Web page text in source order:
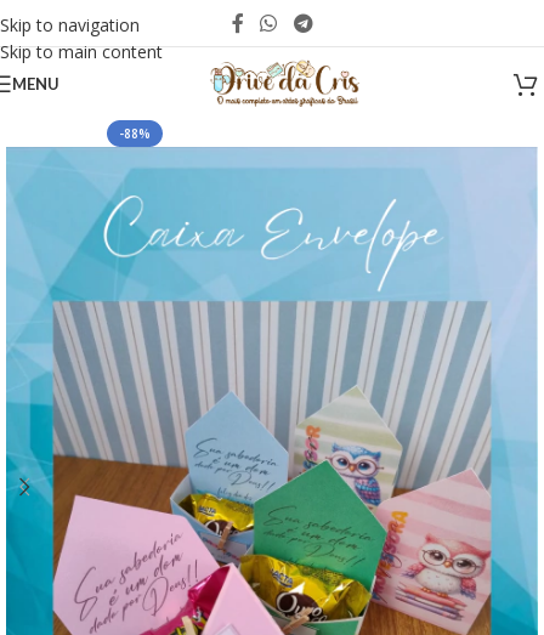
Skip to navigation
Skip to main content
MENU
-88%